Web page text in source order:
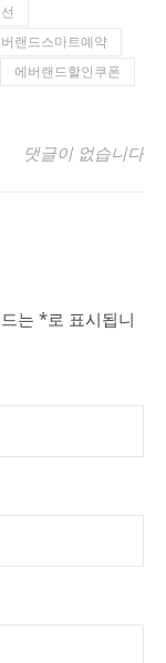
랜드스마트예약
에버랜드할인쿠폰
댓글이 없습니다
는 *로 표시됩니